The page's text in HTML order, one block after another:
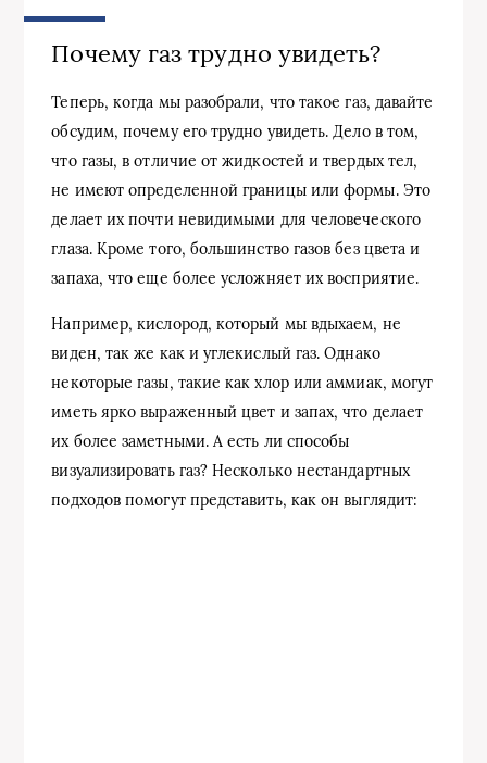
Почему газ трудно увидеть?
Теперь, когда мы разобрали, что такое газ, давайте
обсудим, почему его трудно увидеть. Дело в том,
что газы, в отличие от жидкостей и твердых тел,
не имеют определенной границы или формы. Это
делает их почти невидимыми для человеческого
глаза. Кроме того, большинство газов без цвета и
запаха, что еще более усложняет их восприятие.
Например, кислород, который мы вдыхаем, не
виден, так же как и углекислый газ. Однако
некоторые газы, такие как хлор или аммиак, могут
иметь ярко выраженный цвет и запах, что делает
их более заметными. А есть ли способы
визуализировать газ? Несколько нестандартных
подходов помогут представить, как он выглядит: